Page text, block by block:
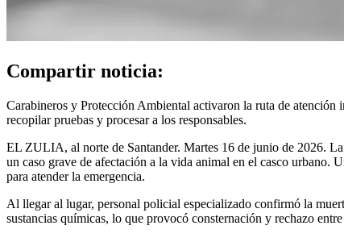
Compartir noticia:
Carabineros y Protección Ambiental activaron la ruta de
recopilar pruebas y procesar a los responsables.
EL ZULIA, al norte de Santander. Martes 16 de junio de 2026.
un caso grave de afectación a la vida animal en el casco
para atender la emergencia.
Al llegar al lugar, personal policial especializado confirmó la
sustancias químicas, lo que provocó consternación y rechazo